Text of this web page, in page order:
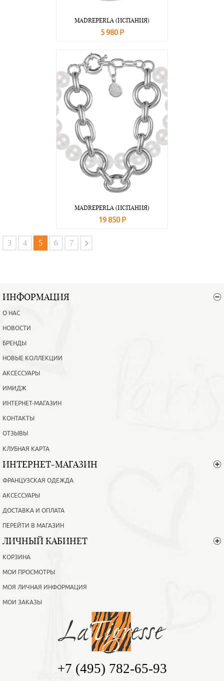
MADREPERLA (ИСПАНИЯ)
5 980 Р
MADREPERLA (ИСПАНИЯ)
19 850 Р
В корзину
3 4 5 6 7
ИНФОРМАЦИЯ
О НАС
НОВОСТИ
БРЕНДЫ
НОВЫЕ КОЛЛЕКЦИИ
АКСЕССУАРЫ
ИМИДЖ
ИНТЕРНЕТ-МАГАЗИН
КОНТАКТЫ
ОТЗЫВЫ
КЛУБНАЯ КАРТА
ИНТЕРНЕТ-МАГАЗИН
ФРАНЦУЗСКАЯ ОДЕЖДА
АКСЕССУАРЫ
ДОСТАВКА И ОПЛАТА
ПЕРЕЙТИ В МАГАЗИН
ЛИЧНЫЙ КАБИНЕТ
КОРЗИНА
МОИ ПРОСМОТРЫ
МОЯ ЛИЧНАЯ ИНФОРМАЦИЯ
МОИ ЗАКАЗЫ
+7 (495) 782-65-93